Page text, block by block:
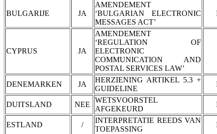
BULGARIJE JA
AMENDEMENT
‘BULGARIAN ELECTRONIC
MESSAGES ACT’
CYPRUS JA
AMENDEMENT
‘REGULATION OF
ELECTRONIC
COMMUNICATION AND
POSTAL SERVICES LAW’
DENEMARKEN
JA
HERZIENING ARTIKEL 5.3 +
GUIDELINE
DUITSLAND NEE
WETSVOORSTEL
AFGEKEURD
ESTLAND /
INTERPRETATIE REEDS VAN
TOEPASSING